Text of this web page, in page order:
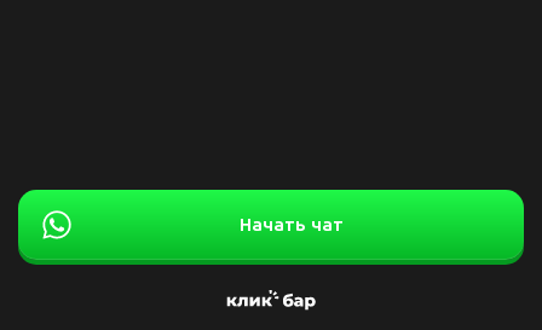
Начать чат